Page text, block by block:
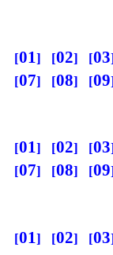
01 02 03
07
08 09
01 02 03
07
08 09
01 02 03